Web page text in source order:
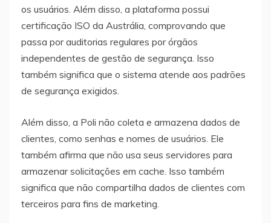
os usuários. Além disso, a plataforma possui
certificação ISO da Austrália, comprovando que
passa por auditorias regulares por órgãos
independentes de gestão de segurança. Isso
também significa que o sistema atende aos padrões
de segurança exigidos.
Além disso, a Poli não coleta e armazena dados de
clientes, como senhas e nomes de usuários. Ele
também afirma que não usa seus servidores para
armazenar solicitações em cache. Isso também
significa que não compartilha dados de clientes com
terceiros para fins de marketing.